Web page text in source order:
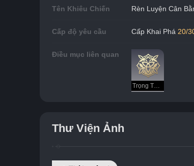
Tên Khiêu Chiến Rèn Luyện Cân
Cấp độ yêu cầu Cấp Khai Phá 20/
Điều mục liên quan
Trọng Tài - Cân Bằng
Thư Viện Ảnh